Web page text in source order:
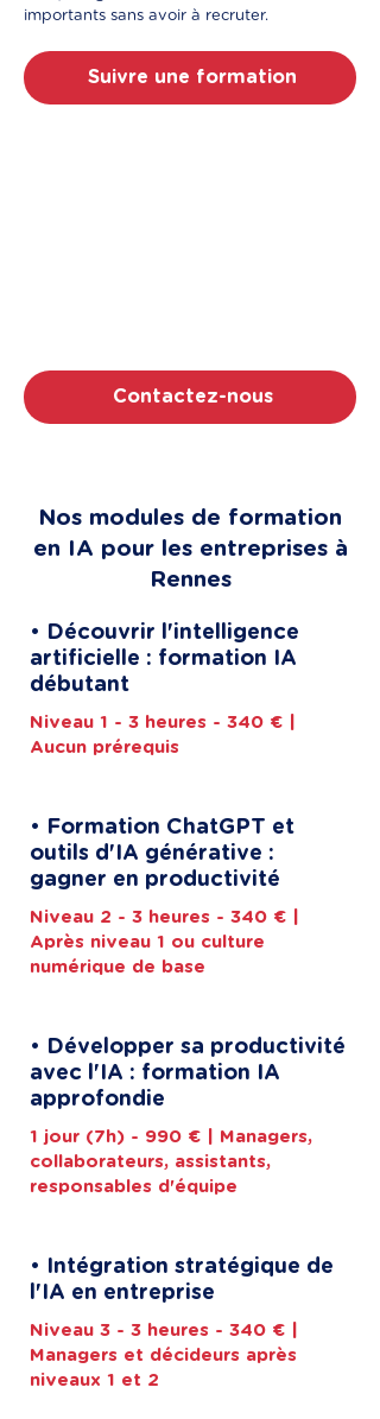
importants sans avoir à recruter.
Suivre une formation
Contactez-nous
Nos modules de formation
en IA pour les entreprises à
Rennes
• Découvrir l'intelligence
artificielle : formation IA
débutant
Niveau 1 - 3 heures - 340 € |
Aucun prérequis
• Formation ChatGPT et
outils d'IA générative :
gagner en productivité
Niveau 2 - 3 heures - 340 € |
Après niveau 1 ou culture
numérique de base
• Développer sa productivité
avec l'IA : formation IA
approfondie
1 jour (7h) - 990 € | Managers,
collaborateurs, assistants,
responsables d'équipe
• Intégration stratégique de
l'IA en entreprise
Niveau 3 - 3 heures - 340 € |
Managers et décideurs après
niveaux 1 et 2